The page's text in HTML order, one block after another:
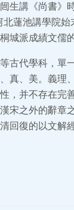
生講《尚書》
蓮池講學院
城派成績文儒的
古代學科，單
真、美。義理
，并不存在完
宋之外的辭章
回復的以文解